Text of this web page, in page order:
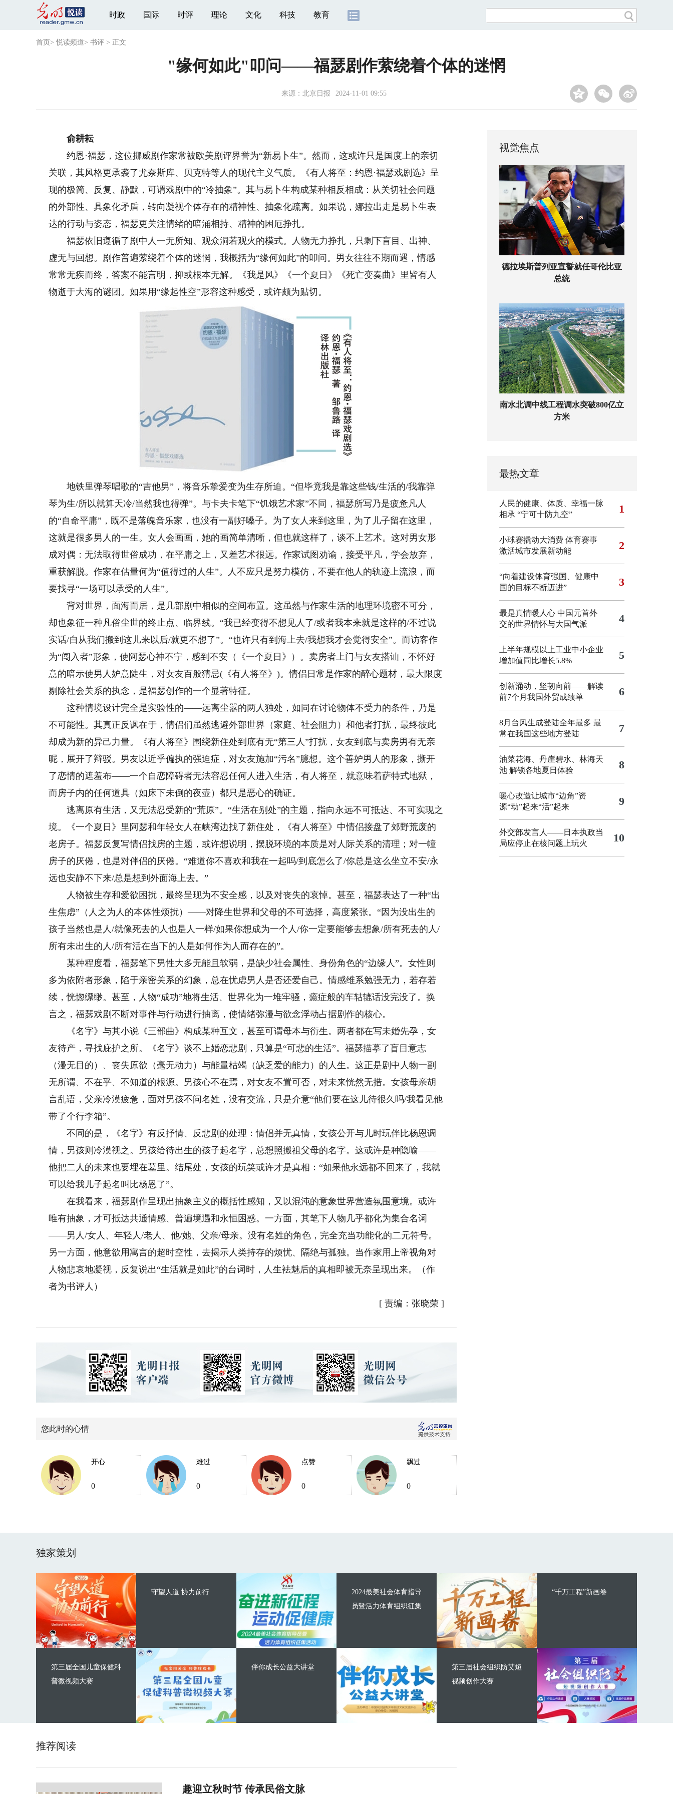
时政 国际 时评 理论 文化 科技 教育
首页 >悦读频道> 书评 > 正文
"缘何如此"叩问——福瑟剧作萦绕着个体的迷惘
来源： 北京日报 2024-11-01 09:55
俞耕耘
约恩·福瑟，这位挪威剧作家常被欧美剧评界誉为“新易卜生”。然而，这或许只是国度上的亲切
关联，其风格更承袭了尤奈斯库、贝克特等人的现代主义气质。《有人将至：约恩·福瑟戏剧选》呈
现的极简、反复、静默，可谓戏剧中的“冷抽象”。其与易卜生构成某种相反相成：从关切社会问题
的外部性、具象化矛盾，转向凝视个体存在的精神性、抽象化疏离。如果说，娜拉出走是易卜生表
达的行动与姿态，福瑟更关注情绪的暗涌相持、精神的困厄挣扎。
福瑟依旧遵循了剧中人一无所知、观众洞若观火的模式。人物无力挣扎，只剩下盲目、出神、
虚无与回想。剧作普遍萦绕着个体的迷惘，我概括为“缘何如此”的叩问。男女往往不期而遇，情感
常常无疾而终，答案不能言明，抑或根本无解。《我是风》《一个夏日》《死亡变奏曲》里皆有人
物逝于大海的谜团。如果用“缘起性空”形容这种感受，或许颇为贴切。
地铁里弹琴唱歌的“吉他男”，将音乐挚爱变为生存所迫。“但毕竟我是靠这些钱/生活的/我靠弹
琴为生/所以就算天冷/当然我也得弹”。与卡夫卡笔下“饥饿艺术家”不同，福瑟所写乃是疲惫凡人
的“自命平庸”，既不是落魄音乐家，也没有一副好嗓子。为了女人来到这里，为了儿子留在这里，
这就是很多男人的一生。女人会画画，她的画简单清晰，但也就这样了，谈不上艺术。这对男女形
成对偶：无法取得世俗成功，在平庸之上，又差艺术很远。作家试图劝谕，接受平凡，学会放弃，
重获解脱。作家在估量何为“值得过的人生”。人不应只是努力模仿，不要在他人的轨迹上流浪，而
要找寻“一场可以承受的人生”。
背对世界，面海而居，是几部剧中相似的空间布置。这虽然与作家生活的地理环境密不可分，
却也象征一种凡俗尘世的终止点、临界线。“我已经变得不想见人了/或者我本来就是这样的/不过说
实话/自从我们搬到这儿来以后/就更不想了”。“也许只有到海上去/我想我才会觉得安全”。而访客作
为“闯入者”形象，使阿瑟心神不宁，感到不安（《一个夏日》）。卖房者上门与女友搭讪，不怀好
意的暗示使男人妒意陡生，对女友百般猜忌(《有人将至》)。情侣日常是作家的醉心题材，最大限度
剔除社会关系的执念，是福瑟创作的一个显著特征。
这种情境设计完全是实验性的——远离尘嚣的两人独处，如同在讨论物体不受力的条件，乃是
不可能性。其真正反讽在于，情侣们虽然逃避外部世界（家庭、社会阻力）和他者打扰，最终彼此
却成为新的异己力量。《有人将至》围绕新住处到底有无“第三人”打扰，女友到底与卖房男有无亲
昵，展开了辩驳。男友以近乎偏执的强迫症，对女友施加“污名”臆想。这个善妒男人的形象，撕开
了恋情的遮羞布——一个自恋障碍者无法容忍任何人进入生活，有人将至，就意味着萨特式地狱，
而房子内的任何道具（如床下未倒的夜壶）都只是恶心的确证。
逃离原有生活，又无法忍受新的“荒原”。“生活在别处”的主题，指向永远不可抵达、不可实现之
境。《一个夏日》里阿瑟和年轻女人在峡湾边找了新住处，《有人将至》中情侣接盘了郊野荒废的
老房子。福瑟反复写情侣找房的主题，或许想说明，摆脱环境的本质是对人际关系的清理；对一幢
房子的厌倦，也是对伴侣的厌倦。“难道你不喜欢和我在一起吗/到底怎么了/你总是这么坐立不安/永
远也安静不下来/总是想到外面海上去。”
人物被生存和爱欲困扰，最终呈现为不安全感，以及对丧失的哀悼。甚至，福瑟表达了一种“出
生焦虑”（人之为人的本体性烦扰）——对降生世界和父母的不可选择，高度紧张。“因为没出生的
孩子当然也是人/就像死去的人也是人一样/如果你想成为一个人/你一定要能够去想象/所有死去的人/
所有未出生的人/所有活在当下的人是如何作为人而存在的”。
某种程度看，福瑟笔下男性大多无能且软弱，是缺少社会属性、身份角色的“边缘人”。女性则
多为依附者形象，陷于亲密关系的幻象，总在忧虑男人是否还爱自己。情感维系勉强无力，若存若
续，恍惚缥缈。甚至，人物“成功”地将生活、世界化为一堆牢骚，癔症般的车轱辘话没完没了。换
言之，福瑟戏剧不断对事件与行动进行抽离，使情绪弥漫与欲念浮动占据剧作的核心。
《名字》与其小说《三部曲》构成某种互文，甚至可谓母本与衍生。两者都在写未婚先孕，女
友待产，寻找庇护之所。《名字》谈不上婚恋悲剧，只算是“可悲的生活”。福瑟描摹了盲目意志
（漫无目的）、丧失原欲（毫无动力）与能量枯竭（缺乏爱的能力）的人生。这正是剧中人物一副
无所谓、不在乎、不知道的根源。男孩心不在焉，对女友不置可否，对未来恍然无措。女孩母亲胡
言乱语，父亲冷漠疲惫，面对男孩不问名姓，没有交流，只是介意“他们要在这儿待很久吗/我看见他
带了个行李箱”。
不同的是，《名字》有反抒情、反悲剧的处理：情侣并无真情，女孩公开与儿时玩伴比杨恩调
情，男孩则冷漠视之。男孩给待出生的孩子起名字，总想照搬祖父母的名字。这或许是种隐喻——
他把二人的未来也要埋在墓里。结尾处，女孩的玩笑或许才是真相：“如果他永远都不回来了，我就
可以给我儿子起名叫比杨恩了”。
在我看来，福瑟剧作呈现出抽象主义的概括性感知，又以混沌的意象世界营造氛围意境。或许
唯有抽象，才可抵达共通情感、普遍境遇和永恒困惑。一方面，其笔下人物几乎都化为集合名词
——男人/女人、年轻人/老人、他/她、父亲/母亲。没有名姓的角色，完全充当功能化的二元符号。
另一方面，他意欲用寓言的超时空性，去揭示人类持存的烦忧、隔绝与孤独。当作家用上帝视角对
人物悲哀地凝视，反复说出“生活就是如此”的台词时，人生袪魅后的真相即被无奈呈现出来。（作
者为书评人）
[ 责编：张晓荣]
您此时的心情
开心
0
难过
0
点赞
0
飘过
0
视觉焦点
德拉埃斯普列亚宣誓就任哥伦比亚
总统
南水北调中线工程调水突破800亿立
方米
最热文章
人民的健康、体质、幸福一脉
相承 “宁可十防九空” 1
小球赛撬动大消费 体育赛事
激活城市发展新动能
2
“向着建设体育强国、健康中
国的目标不断迈进”
3
最是真情暖人心 中国元首外
交的世界情怀与大国气派
4
上半年规模以上工业中小企业
增加值同比增长5.8%
5
创新涌动，坚韧向前——解读
前7个月我国外贸成绩单
6
8月台风生成登陆全年最多 最
常在我国这些地方登陆
7
油菜花海、丹崖碧水、林海天
池 解锁各地夏日体验
8
暖心改造让城市“边角”资
源“动”起来“活”起来
9
外交部发言人——日本执政当
局应停止在核问题上玩火
10
独家策划
守望人道 协力前行
第三届全国儿童保健科
普微视频大赛
2024最美社会体育指导
员暨活力体育组织征集
伴你成长公益大讲堂
“千万工程”新画卷
第三届社会组织防艾短
视频创作大赛
推荐阅读
趣迎立秋时节 传承民俗文脉